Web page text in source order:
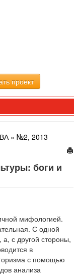
проект
» №2, 2013
боги и
мифологией.
С одной
с другой стороны,
в
с помощью
анализа